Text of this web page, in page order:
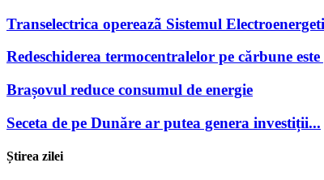
Transelectrica opereazã Sistemul
Redeschiderea termocentralelor pe cărbune
Brașovul reduce consumul de energie
Seceta de pe Dunăre ar putea genera investiții...
Știrea zilei